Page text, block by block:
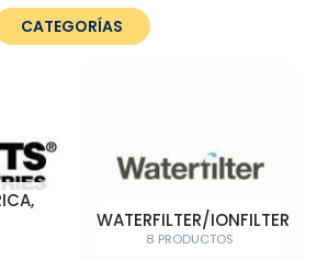
CATEGORÍAS
WATERFILTER/IONFILTER
8 PRODUCTOS